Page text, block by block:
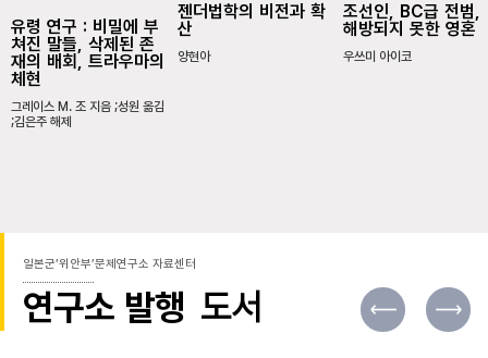
유령 연구 : 비밀에 부
쳐진 말들, 삭제된 존
재의 배회, 트라우마의
체현
그레이스 M. 조 지음 ;성원 옮김
;김은주 해제
젠더법학의 비전과 확
산
양현아
조선인, BC급 전범,
해방되지 못한 영혼
우쓰미 아이코
일본군’위안부’문제연구소 자료센터
연구소 발행 도서